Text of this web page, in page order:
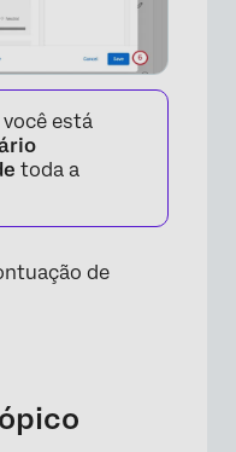
está
toda a
de